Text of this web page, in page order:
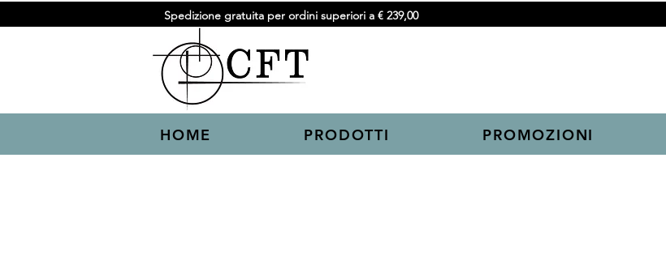
Spedizione gratuita per ordini superiori a € 239,00
HOME PRODOTTI PROMOZIONI